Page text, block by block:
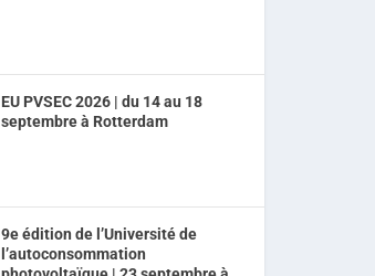
EU PVSEC 2026 | du 14 au 18
septembre à Rotterdam
9e édition de l’Université de
l’autoconsommation